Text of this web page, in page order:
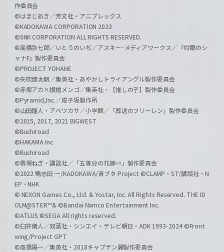
作委員会
©はまじあき／芳文社・アニプレックス
©KADOKAWA CORPORATION 2023
©SNK CORPORATION ALL RIGHTS RESERVED.
©高橋弥七郎／いとうのいぢ／アスキー･メディアワークス／『灼眼のシ
ャナF』製作委員会
©PROJECT YOHANE
©矢吹健太朗／集英社・あやかしトライアングル製作委員会
©赤坂アカ×横槍メンゴ／集英社・【推しの子】製作委員会
©Pyramid,Inc.／成子坂製作所
©山田鐘人・アベツカサ／小学館／「葬送のフリーレン」製作委員会
©2015, 2017, 2021 BIGWEST
©Bushiroad
©HAKAMA Inc
©Bushiroad
©春場ねぎ・講談社／「五等分の花嫁∽」製作委員会
©2022 鴨志田 一/KADOKAWA/青ブタ Project ©CLAMP・ST/講談社・N
EP・NHK
© NEXON Games Co., Ltd. & Yostar, Inc. All Rights Reserved. THE ID
OLM@STER™& ©Bandai Namco Entertainment Inc.
©ATLUS ©SEGA All rights reserved.
©臼井儀人／双葉社・シンエイ・テレビ朝日・ADK 1993-2024 ©Front
wing/Project GPT
©高橋陽一／集英社・2018キャプテン翼製作委員会